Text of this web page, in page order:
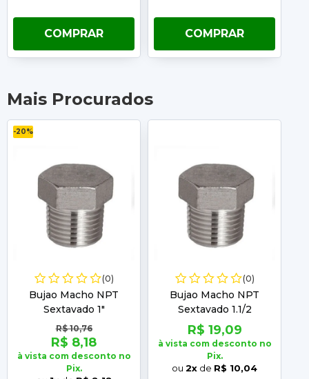
COMPRAR COMPRAR
Mais Procurados
-20%
(0)
Bujao Macho NPT
Sextavado 1"
R$ 10,76
R$ 8,18
à vista com desconto no
Pix.
(0)
Bujao Macho NPT
Sextavado 1.1/2
R$ 19,09
à vista com desconto no
Pix.
ou 2x de R$ 10,04